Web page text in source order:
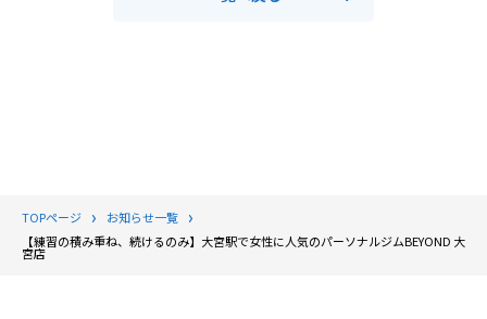
TOPページ
お知らせ一覧
【練習の積み重ね、続けるのみ】大宮駅で女性に人気のパーソナルジムBEYOND 大
宮店